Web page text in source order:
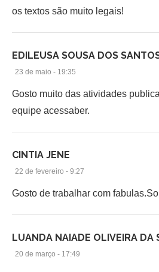
os textos são muito legais!
EDILEUSA SOUSA DOS
23 de maio - 19:35
Gosto muito das atividades
equipe acessaber.
CINTIA JENE
22 de fevereiro - 9:27
Gosto de trabalhar com
LUANDA NAIADE OLIVEIRA DA
20 de março - 17:49